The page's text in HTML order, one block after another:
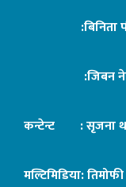
:बिनिता
:जिबन
कन्टेन्ट : सृजना
मल्टिमिडिया: